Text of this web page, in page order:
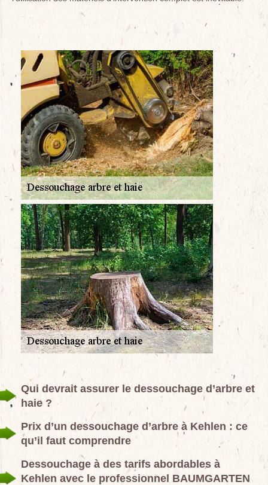
Qui devrait assurer le dessouchage d’arbre et
haie ?
Prix d’un dessouchage d’arbre à Kehlen : ce
qu’il faut comprendre
Dessouchage à des tarifs abordables à
Kehlen avec le professionnel BAUMGARTEN